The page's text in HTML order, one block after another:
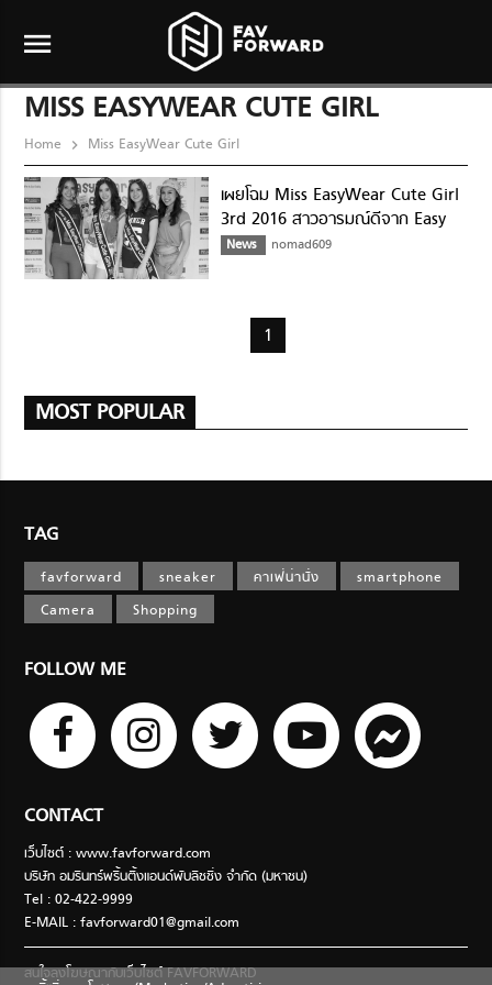
menu
MISS EASYWEAR CUTE GIRL
Home Miss EasyWear Cute Girl
เผยโฉม Miss EasyWear Cute Girl
3rd 2016 สาวอารมณ์ดีจาก Easy
Wear
News nomad609
1
MOST POPULAR
TAG
favforward sneaker คาเฟ่น่านั่ง
smartphone
Camera
Shopping
FOLLOW ME
CONTACT
เว็บไซต์ : www.favforward.com
บริษัท อมรินทร์พริ้นติ้งแอนด์พับลิชชิ่ง จำกัด (มหาชน)
Tel : 02-422-9999
E-MAIL :favforward01@gmail.com
สนใจลงโฆษณากับเว็บไซต์ FAVFORWARD